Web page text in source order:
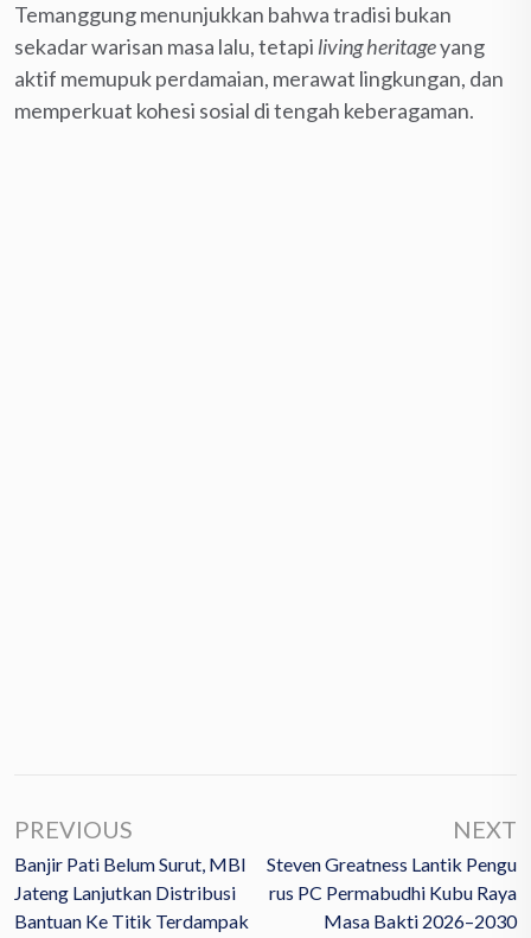
Temanggung menunjukkan bahwa tradisi bukan
sekadar warisan masa lalu, tetapi living heritageyang
aktif memupuk perdamaian, merawat lingkungan, dan
memperkuat kohesi sosial di tengah keberagaman.
PREVIOUS
Banjir Pati Belum Surut, MBI
Jateng Lanjutkan Distribusi
Bantuan Ke Titik Terdampak
NEXT
Steven Greatness Lantik Pengu
Rus PC Permabudhi Kubu Raya
Masa Bakti 2026–2030